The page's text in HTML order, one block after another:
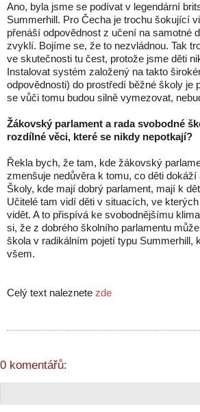
Ano, byla jsme se podívat v legendární
Summerhill. Pro Čecha je trochu šokující
přenáší odpovědnost z učení na samotné
zvyklí. Bojíme se, že to nezvládnou. Tak
ve skutečnosti tu čest, protože jsme děti
Instalovat systém založený na takto
odpovědnosti) do prostředí běžné školy je
se vůči tomu budou silně vymezovat,
Žákovský parlament a rada svobodné
rozdílné věci, které se nikdy nepotkají?
Řekla bych, že tam, kde žákovský
zmenšuje nedůvěra k tomu, co děti
Školy, kde mají dobrý parlament, mají k
Učitelé tam vidí děti v situacích, ve
vidět. A to přispívá ke svobodnějšímu
si, že z dobrého školního parlamentu
škola v radikálním pojetí typu Summerhill,
všem.
Celý text naleznete zde
0 komentářů: